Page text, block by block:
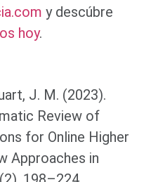
y descúbre
hoy.
J. M. (2023).
Review of
for Online Higher
Approaches in